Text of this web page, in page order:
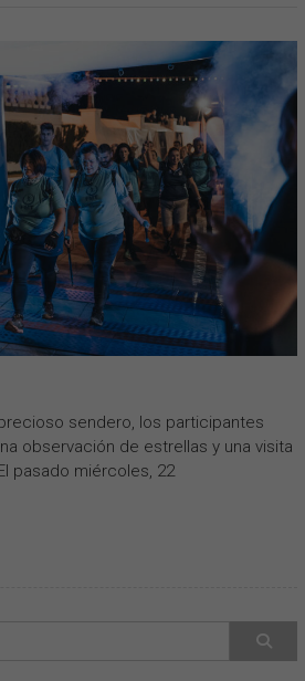
sendero, los participantes
observación de estrellas y una visita
pasado miércoles, 22